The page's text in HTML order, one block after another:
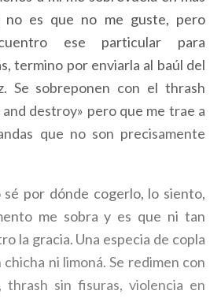
no es que no me guste, pero
ese particular para
termino por enviarla al baúl del
Se sobreponen con el thrash
destroy» pero que me trae a
que no son precisamente
por dónde cogerlo, lo siento,
me sobra y es que ni tan
la gracia. Una especia de copla
ni limoná. Se redimen con
thrash sin fisuras, violencia en